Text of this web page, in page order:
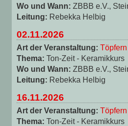
Wo und Wann: ZBBB e.V.,
Leitung: Rebekka Helbig
02.11.2026
Art der Veranstaltung: Töpfern
Thema: Ton-Zeit - Keramikkurs
Wo und Wann: ZBBB e.V.,
Leitung: Rebekka Helbig
16.11.2026
Art der Veranstaltung: Töpfern
Thema: Ton-Zeit - Keramikkurs